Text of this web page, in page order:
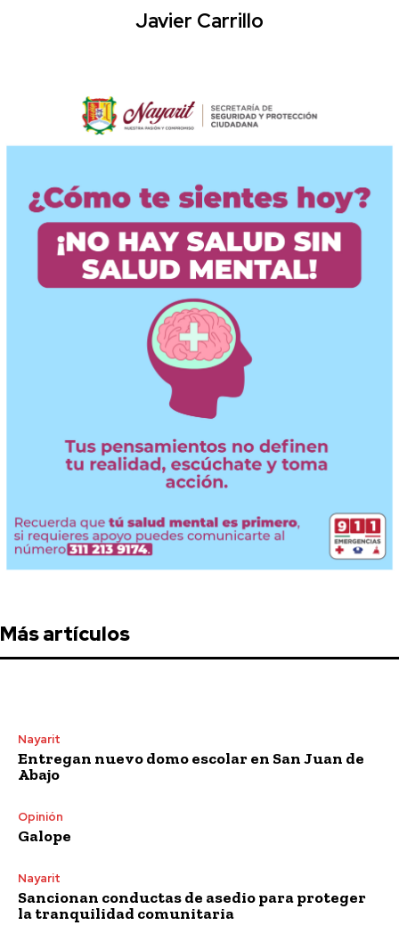
Javier Carrillo
Más artículos
Nayarit
Entregan nuevo domo escolar en San Juan de
Abajo
Opinión
Galope
Nayarit
Sancionan conductas de asedio para proteger
la tranquilidad comunitaria